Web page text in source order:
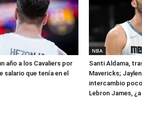
año a los Cavaliers por
salario que tenía en el
NBA
Santi Aldama,
Mavericks;
intercambio
Lebron James,